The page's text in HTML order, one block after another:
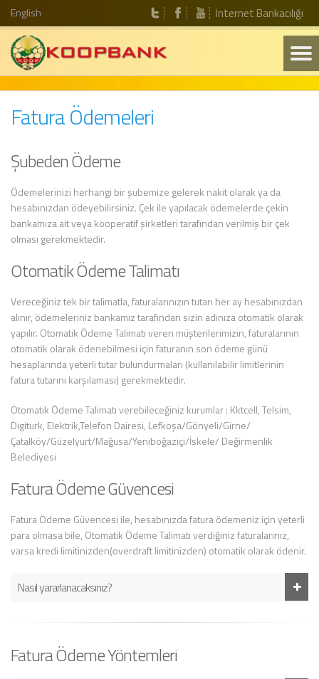
English İnternet Bankacılığı
Fatura Ödemeleri
Şubeden Ödeme
Ödemelerinizi herhangi bir şubemize gelerek nakit olarak ya da
hesabınızdan ödeyebilirsiniz. Çek ile yapılacak ödemelerde çekin
bankamıza ait veya kooperatif şirketleri tarafından verilmiş bir çek
olması gerekmektedir.
Otomatik Ödeme Talimatı
Vereceğiniz tek bir talimatla, faturalarınızın tutarı her ay hesabınızdan
alınır, ödemeleriniz bankamız tarafından sizin adınıza otomatik olarak
yapılır. Otomatik Ödeme Talimatı veren müşterilerimizin, faturalarının
otomatik olarak ödenebilmesi için faturanın son ödeme günü
hesaplarında yeterli tutar bulundurmaları (kullanılabilir limitlerinin
fatura tutarını karşılaması) gerekmektedir.
Otomatik Ödeme Talimatı verebileceğiniz kurumlar : Kktcell, Telsim,
Digiturk, Elektrik,Telefon Dairesi, Lefkoşa/Gönyeli/Girne/
Çatalköy/Güzelyurt/Mağusa/Yeniboğaziçi/İskele/ Değirmenlik
Belediyesi
Fatura Ödeme Güvencesi
Fatura Ödeme Güvencesi ile, hesabınızda fatura ödemeniz için yeterli
para olmasa bile, Otomatik Ödeme Talimatı verdiğiniz faturalarınız,
varsa kredi limitinizden(overdraft limitinizden) otomatik olarak ödenir.
Nasıl yararlanacaksınız?
Fatura Ödeme Yöntemleri